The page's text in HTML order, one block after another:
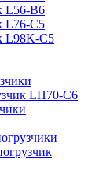
L56-B6
L76-С5
L98K-C5
LH70-C6